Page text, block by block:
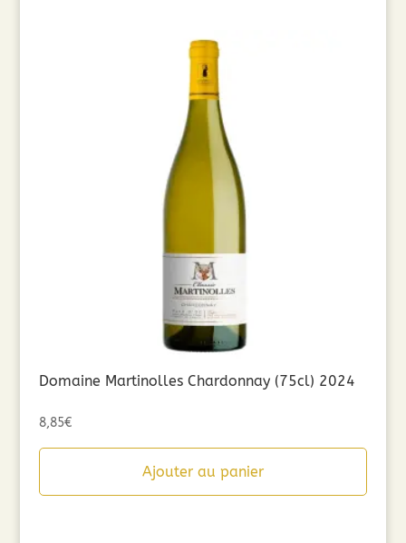
Domaine Martinolles Chardonnay (75cl) 2024
8,85€
Ajouter au panier